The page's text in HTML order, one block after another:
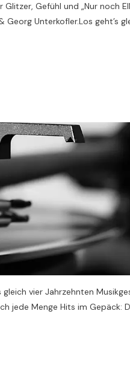
Gefühl und „Nur noch
Unterkofler.Los geht’s
vier Jahrzehnten
jede Menge Hits im Gepäck: